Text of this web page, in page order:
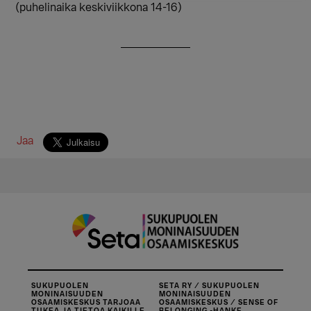
(puhelinaika keskiviikkona 14-16)
Jaa
SUKUPUOLEN
MONINAISUUDEN
OSAAMISKESKUS TARJOAA
SETA RY / SUKUPUOLEN
MONINAISUUDEN
OSAAMISKESKUS / SENSE OF